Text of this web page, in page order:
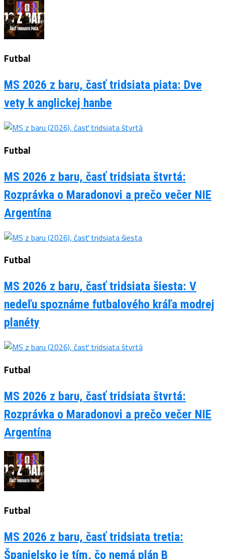
Futbal
MS 2026 z baru, časť tridsiata piata: Dve
vety k anglickej hanbe
Futbal
MS 2026 z baru, časť tridsiata štvrtá:
Rozprávka o Maradonovi a prečo večer NIE
Argentína
Futbal
MS 2026 z baru, časť tridsiata šiesta: V
nedeľu spoznáme futbalového kráľa modrej
planéty
Futbal
MS 2026 z baru, časť tridsiata štvrtá:
Rozprávka o Maradonovi a prečo večer NIE
Argentína
Futbal
MS 2026 z baru, časť tridsiata tretia:
Španielsko je tím, čo nemá plán B